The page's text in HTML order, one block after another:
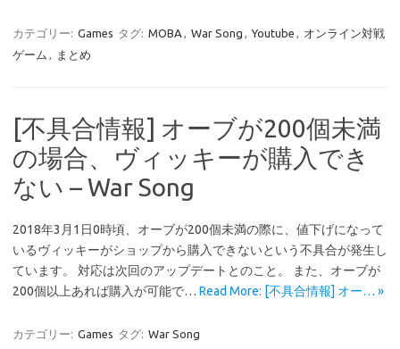
カテゴリー: Games タグ: MOBA , War Song , Youtube , オンライン対戦
ゲーム , まとめ
[不具合情報] オーブが200個未満
の場合、ヴィッキーが購入でき
ない – War Song
2018年3月1日0時頃、オーブが200個未満の際に、値下げになって
いるヴィッキーがショップから購入できないという不具合が発生し
ています。 対応は次回のアップデートとのこと。 また、オーブが
200個以上あれば購入が可能で… Read More: [不具合情報] オー… »
カテゴリー: Games タグ: War Song